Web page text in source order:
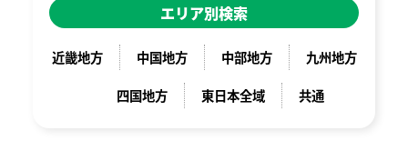
エリア別検索
近畿地方 中国地方 中部地方
九州地方
四国地方
東日本全域 共通